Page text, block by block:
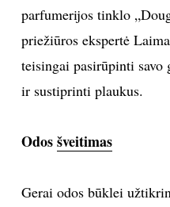
TEATRAS
SPORTAS
FOTOGRAFIJA
parfumerijos tinklo
priežiūros ekspertė
teisingai pasirūpinti
ir sustiprinti plaukus.
Odosšveitimas
Gerai odos būklei